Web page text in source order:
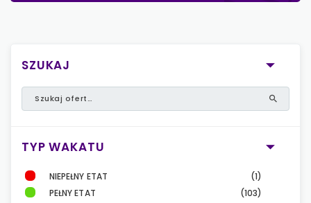
SZUKAJ
TYP WAKATU
NIEPEŁNY ETAT
(1)
PEŁNY ETAT
(103)